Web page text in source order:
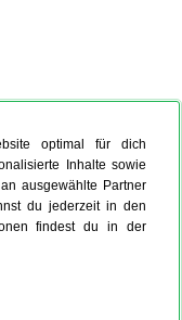
optimal für dich
Inhalte sowie
ausgewählte Partner
du jederzeit in den
findest du in der